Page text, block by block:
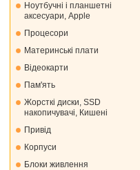
Ноутбучні і планшетні
аксесуари, Apple
Процесори
Материнські плати
Відеокарти
Пам'ять
Жорсткі диски, SSD
накопичувачі, Кишені
Привід
Корпуси
Блоки живлення